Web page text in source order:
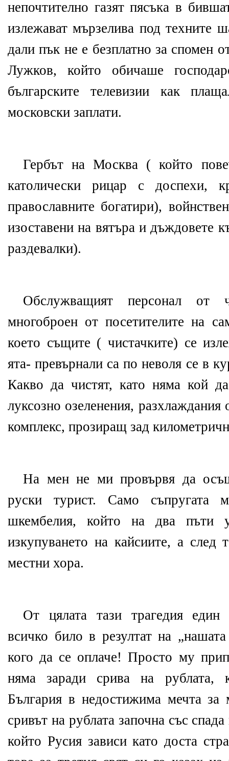
непочтително газят пясъка в
излежават мързелива под техните
дали пък не е безплатно за спомен
Лужков, който обичаше
българските телевизии как
московски заплати.
Гербът на Москва ( който
католически рицар с доспехи,
православните богатири),
изоставени на вятъра и дъждовете
раздевалки).
Обслужващият персонал от
многоброен от посетителите на
което същите ( чистачките) се
ята- превърнали са по неволя се в
Какво да чистят, като няма кой
луксозно озеленения, разхлаждания
комплекс, прозиращ зад
На мен не ми провървя да
руски турист. Само съпругата
шкембелия, който на два пъти
изкупуването на кайсиите, а след
местни хора.
От цялата тази трагедия един
всичко било в резултат на
кого да се оплаче! Просто му
няма заради срива на рублата,
България в недостижима мечта
сривът на рублата започна със
който Русия зависи като доста